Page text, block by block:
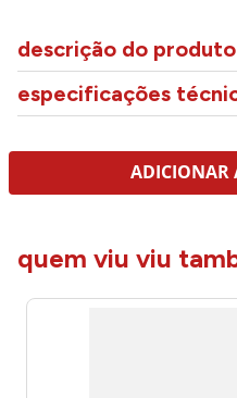
descrição do produto
especificações
ADICIONAR
quem viu viu